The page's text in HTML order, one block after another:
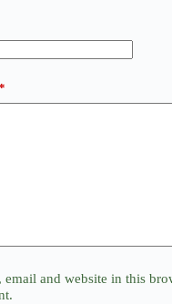
email and website in this